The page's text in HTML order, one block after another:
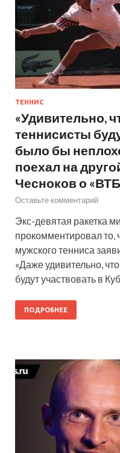
ТЕННИС
«Удивительно,
теннисисты
было бы
поехал на
Чесноков о
Оставьте комментарий
Экс-девятая ракетка
прокомментировал то,
мужского тенниса
«Даже удивительно,
будут участвовать в
ПОДРОБНЕЕ